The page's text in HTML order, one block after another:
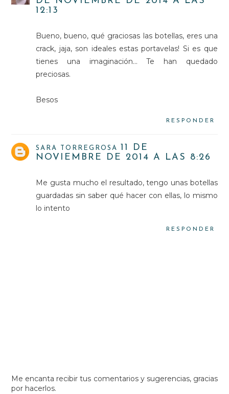
12:13
Bueno, bueno, qué graciosas las botellas, eres una
crack, jaja, son ideales estas portavelas! Si es que
tienes una imaginación... Te han quedado
preciosas.
Besos
RESPONDER
SARA TORREGROSA
11 DE
NOVIEMBRE DE 2014 A LAS 8:26
Me gusta mucho el resultado, tengo unas botellas
guardadas sin saber qué hacer con ellas, lo mismo
lo intento
RESPONDER
Me encanta recibir tus comentarios y sugerencias, gracias
por hacerlos.